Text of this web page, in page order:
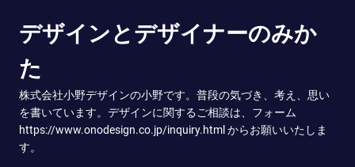
content
デザインとデザイナーのみか
た
株式会社小野デザインの小野です。普段の気づき、考え、思い
を書いています。デザインに関するご相談は、フォーム
https://www.onodesign.co.jp/inquiry.html からお願いいたしま
す。